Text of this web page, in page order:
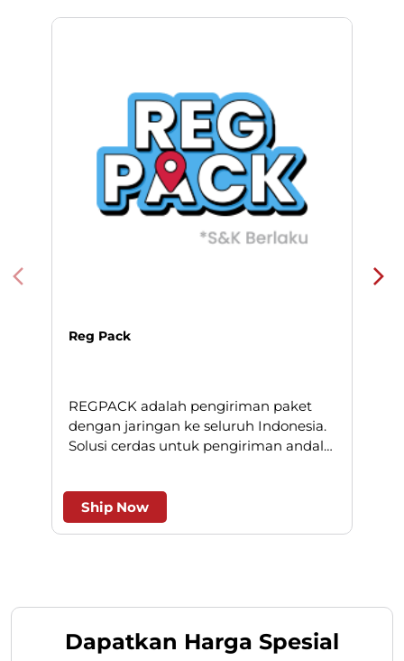
Reg Pack
REGPACK adalah pengiriman paket
dengan jaringan ke seluruh Indonesia.
Solusi cerdas untuk pengiriman andal
Ship Now
Dapatkan Harga Spesial